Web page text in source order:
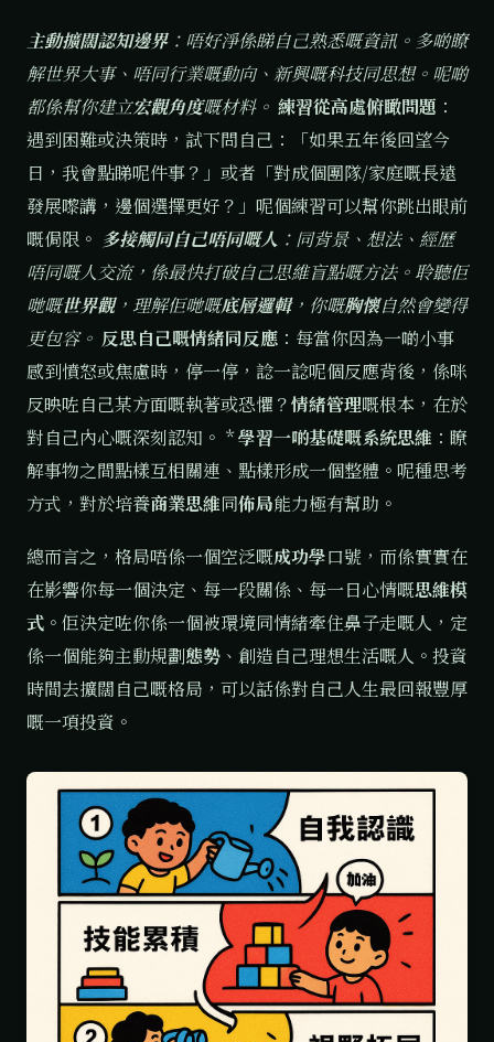
主動擴闊認知邊界：唔好淨係睇自己熟悉嘅資訊。多啲瞭
解世界大事、唔同行業嘅動向、新興嘅科技同思想。呢啲
都係幫你建立宏觀角度嘅材料。 練習從高處俯瞰問題 ：
遇到困難或決策時，試下問自己：「如果五年後回望今
日，我會點睇呢件事？」或者「對成個團隊/家庭嘅長遠
發展嚟講，邊個選擇更好？」呢個練習可以幫你跳出眼前
嘅侷限。 多接觸同自己唔同嘅人 ：同背景、想法、經歷
唔同嘅人交流，係最快打破自己思維盲點嘅方法。聆聽佢
哋嘅世界觀，理解佢哋嘅底層邏輯，你嘅胸懷自然會變得
更包容。 反思自己嘅情緒同反應 ：每當你因為一啲小事
感到憤怒或焦慮時，停一停，諗一諗呢個反應背後，係咪
反映咗自己某方面嘅執著或恐懼？情緒管理嘅根本，在於
對自己內心嘅深刻認知。 *學習一啲基礎嘅系統思維 ：瞭
解事物之間點樣互相關連、點樣形成一個整體。呢種思考
方式，對於培養商業思維同佈局能力極有幫助。
總而言之，格局唔係一個空泛嘅成功學口號，而係實實在
在影響你每一個決定、每一段關係、每一日心情嘅思維模
式 。佢決定咗你係一個被環境同情緒牽住鼻子走嘅人，定
係一個能夠主動規劃態勢 、創造自己理想生活嘅人。投資
時間去擴闊自己嘅格局，可以話係對自己人生最回報豐厚
嘅一項投資。